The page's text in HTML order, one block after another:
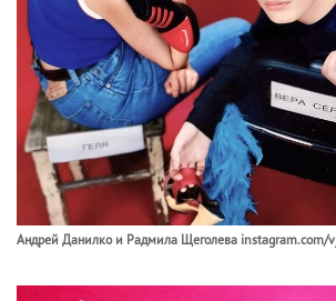
Андрей Данилко и Радмила Щеголева instagram.com/